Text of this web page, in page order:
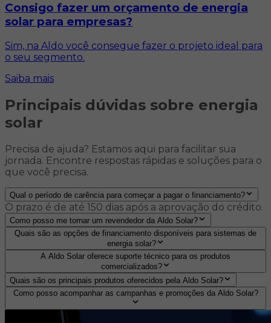
Consigo fazer um orçamento de energia
solar para empresas?
Sim, na Aldo você consegue fazer o projeto ideal para
o seu segmento.
Saiba mais
Principais dúvidas sobre energia
solar
Precisa de ajuda? Estamos aqui para facilitar sua
jornada. Encontre respostas rápidas e soluções para o
que você precisa.
Qual o período de carência para começar a pagar o financiamento?
O prazo é de até 150 dias após a aprovação do crédito.
Como posso me tornar um revendedor da Aldo Solar?
Quais são as opções de financiamento disponíveis para sistemas de
energia solar?
A Aldo Solar oferece suporte técnico para os produtos
comercializados?
Quais são os principais produtos oferecidos pela Aldo Solar?
Como posso acompanhar as campanhas e promoções da Aldo Solar?